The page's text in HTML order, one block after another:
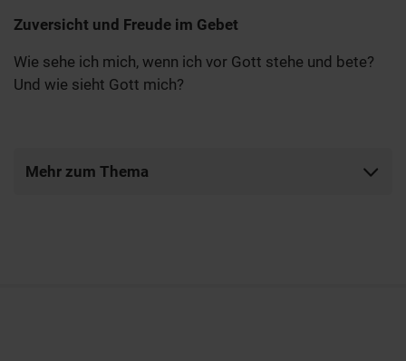
Zuversicht und Freude im Gebet
Wie sehe ich mich, wenn ich vor Gott stehe und bete?
Und wie sieht Gott mich?
Mehr zum Thema